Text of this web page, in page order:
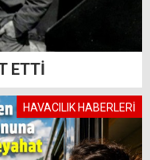
ETTİ
HAVACILIK HABERLERİ